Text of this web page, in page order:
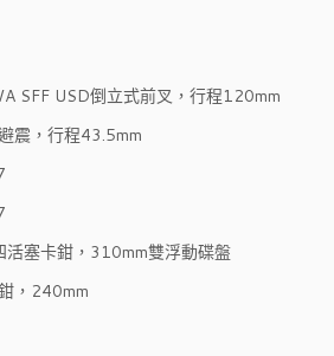
SFF USD倒立式前叉，行程120mm
震，行程43.5mm
塞卡鉗，310mm雙浮動碟盤
，240mm